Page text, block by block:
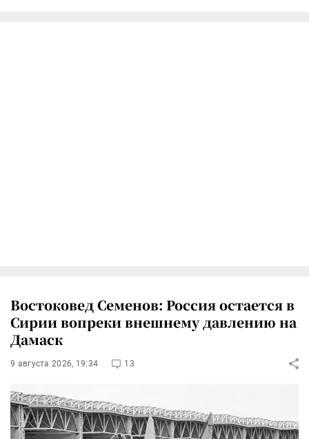
Востоковед Семенов: Россия остается в
Сирии вопреки внешнему давлению на
Дамаск
9 августа 2026, 19:34 13